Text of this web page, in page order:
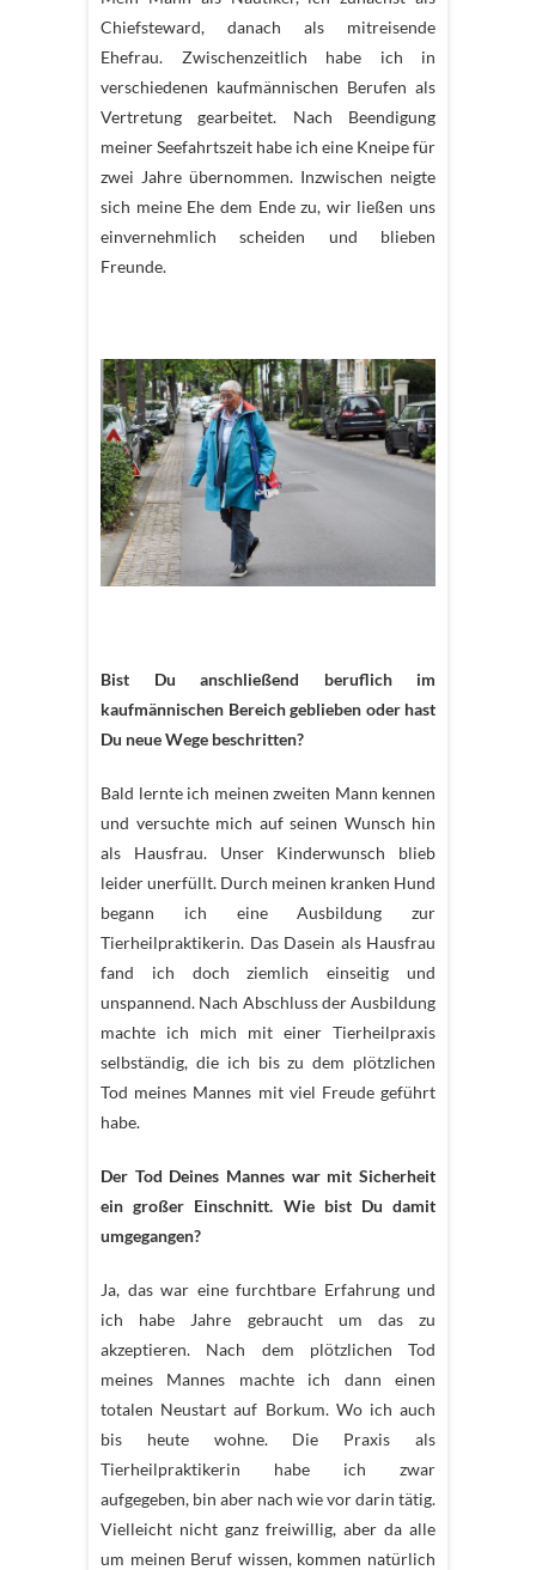
Chiefsteward, danach als mitreisende
Ehefrau. Zwischenzeitlich habe ich in
verschiedenen kaufmännischen Berufen als
Vertretung gearbeitet. Nach Beendigung
meiner Seefahrtszeit habe ich eine Kneipe für
zwei Jahre übernommen. Inzwischen neigte
sich meine Ehe dem Ende zu, wir ließen uns
einvernehmlich scheiden und blieben
Freunde.
Bist Du anschließend beruflich im
kaufmännischen Bereich geblieben oder hast
Du neue Wege beschritten?
Bald lernte ich meinen zweiten Mann kennen
und versuchte mich auf seinen Wunsch hin
als Hausfrau. Unser Kinderwunsch blieb
leider unerfüllt. Durch meinen kranken Hund
begann ich eine Ausbildung zur
Tierheilpraktikerin. Das Dasein als Hausfrau
fand ich doch ziemlich einseitig und
unspannend. Nach Abschluss der Ausbildung
machte ich mich mit einer Tierheilpraxis
selbständig, die ich bis zu dem plötzlichen
Tod meines Mannes mit viel Freude geführt
habe.
Der Tod Deines Mannes war mit Sicherheit
ein großer Einschnitt. Wie bist Du damit
umgegangen?
Ja, das war eine furchtbare Erfahrung und
ich habe Jahre gebraucht um das zu
akzeptieren. Nach dem plötzlichen Tod
meines Mannes machte ich dann einen
totalen Neustart auf Borkum. Wo ich auch
bis heute wohne. Die Praxis als
Tierheilpraktikerin habe ich zwar
aufgegeben, bin aber nach wie vor darin tätig.
Vielleicht nicht ganz freiwillig, aber da alle
um meinen Beruf wissen, kommen natürlich